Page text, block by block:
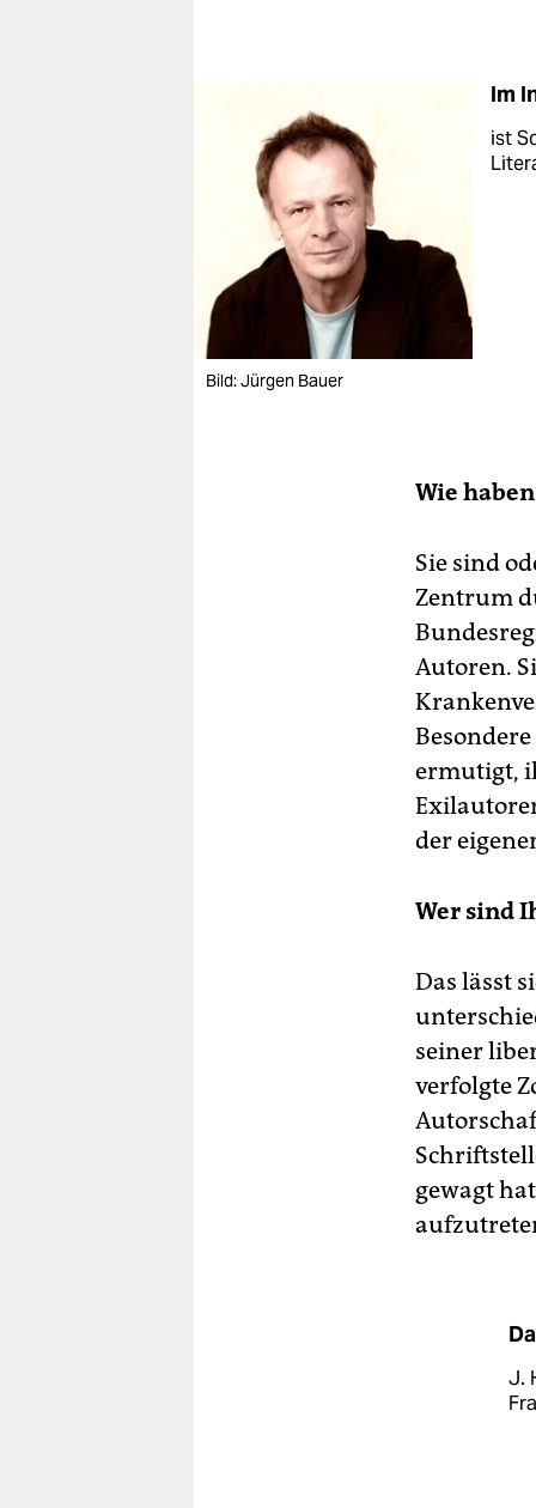
Bild: Jürgen Bauer
Im
ist
Wie
Sie sind
Zentrum
Autoren.
ermutigt,
der
Wer sind
Das lässt
seiner
verfolgte
gewagt
J.